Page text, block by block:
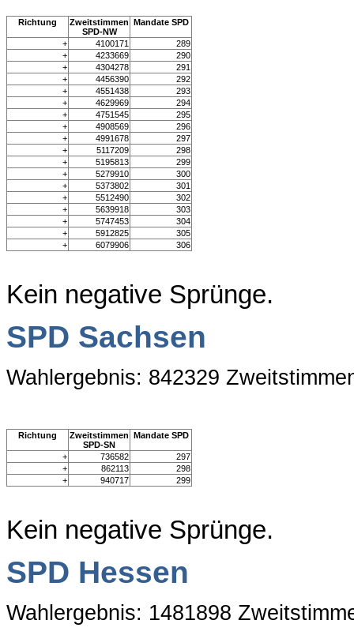
Richtung
Zweitstimmen
SPD-NW
Mandate SPD
+ 4100171
289
+
4233669
290
+
4304278
291
+
4456390
292
+
4551438
293
+
4629969
294
+
4751545
295
+
4908569
296
+
4991678
297
+
5117209
298
+
5195813
299
+
5279910
300
+
5373802
301
+
5512490
302
+
5639918
303
+
5747453
304
+
5912825
305
+
6079906 306
Kein negative Sprünge.
SPD Sachsen
Wahlergebnis: 842329
Richtung
Zweitstimmen
SPD-SN
Mandate SPD
+ 736582
297
+
862113
298
+
940717 299
Kein negative Sprünge.
SPD Hessen
Wahlergebnis: 1481898